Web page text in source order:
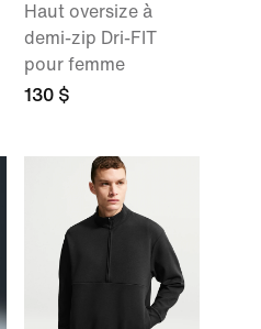
Haut oversize à
demi-zip Dri-FIT
pour femme
130 $